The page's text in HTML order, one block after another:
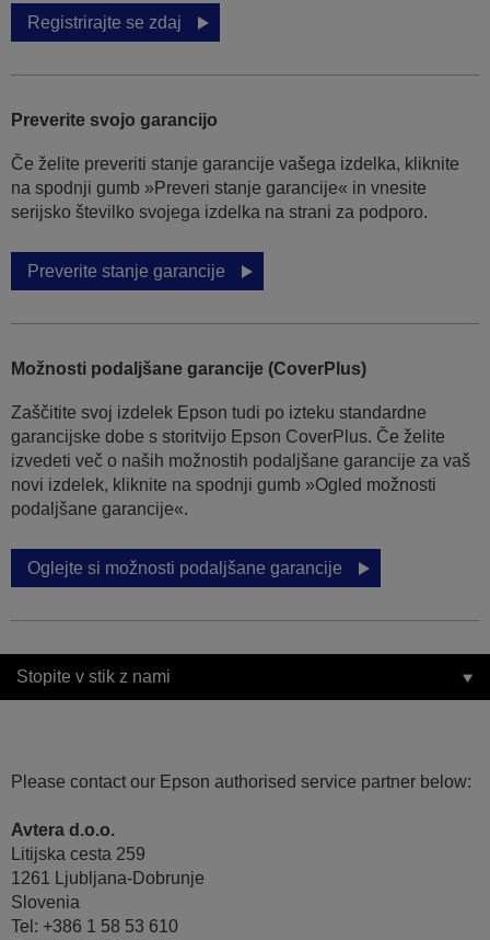
Registrirajte se zdaj
Preverite svojo garancijo
Če želite preveriti stanje garancije vašega izdelka, kliknite
na spodnji gumb »Preveri stanje garancije« in vnesite
serijsko številko svojega izdelka na strani za podporo.
Preverite stanje garancije
Možnosti podaljšane garancije (CoverPlus)
Zaščitite svoj izdelek Epson tudi po izteku standardne
garancijske dobe s storitvijo Epson CoverPlus. Če želite
izvedeti več o naših možnostih podaljšane garancije za vaš
novi izdelek, kliknite na spodnji gumb »Ogled možnosti
podaljšane garancije«.
Oglejte si možnosti podaljšane garancije
Stopite v stik z nami
Please contact our Epson authorised service partner below:
Avtera d.o.o.
Litijska cesta 259
1261 Ljubljana-Dobrunje
Slovenia
Tel: +386 1 58 53 610